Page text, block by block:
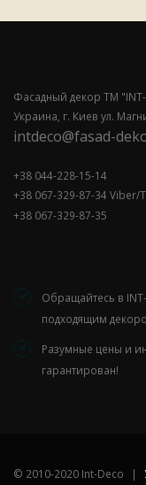
Фасадный декор ТМ "INT-
Украина, г. Киев ул.
intdeco@fasad-
+38 044-228-15-14
+38 067-329-87-34 Viber/
+38 067-329-87-35
Обращайтесь в
подходящим
Разумные цены и
гарантирован!
© 2010-2020 Int-Deco |